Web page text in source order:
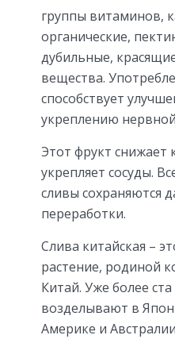
группы витаминов,
органические,
дубильные,
вещества.
способствует
укреплению
Этот фрукт снижает
укрепляет сосуды.
сливы сохраняются
переработки.
Слива китайская –
растение, родиной
Китай. Уже более ста
возделывают в
Америке и